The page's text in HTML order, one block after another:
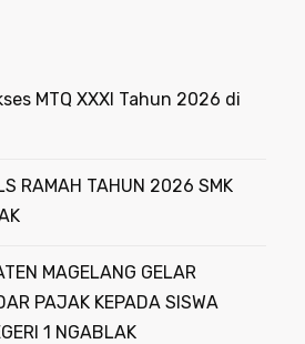
MTQ XXXI Tahun 2026 di
RAMAH TAHUN 2026 SMK
MAGELANG GELAR
PAJAK KEPADA SISWA
1 NGABLAK